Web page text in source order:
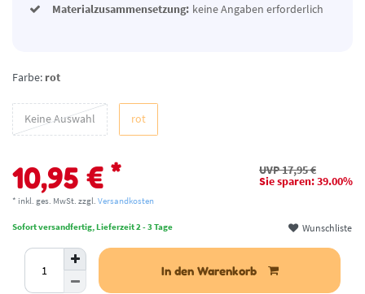
Materialzusammensetzung: keine Angaben erforderlich
Farbe: rot
Keine Auswahl rot
UVP 17,95 €
Sie sparen: 39.00%
10,95 € *
* inkl. ges. MwSt. zzgl. Versandkosten
Sofort versandfertig, Lieferzeit 2 - 3 Tage Wunschliste
In den Warenkorb